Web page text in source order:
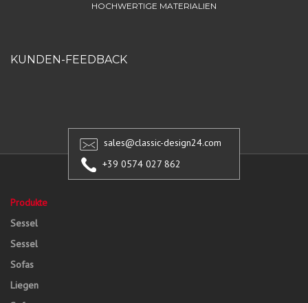
HOCHWERTIGE MATERIALIEN
KUNDEN-FEEDBACK
sales@classic-design24.com
+39 0574 027 862
Produkte
Sessel
Sessel
Sofas
Liegen